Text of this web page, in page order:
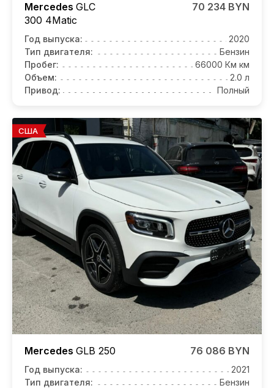
Mercedes GLC
300 4Matic
70 234 BYN
Год выпуска:
2020
Тип двигателя:
Бензин
Пробег:
66000 Км км
Объем:
2.0 л
Привод:
Полный
США
Mercedes GLB 250 76 086 BYN
Год выпуска:
2021
Тип двигателя:
Бензин